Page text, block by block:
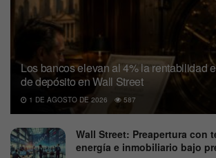
Los bancos elevan al 4% la rentabilidad
de depósito en Wall Street
1 DE AGOSTO DE 2026 587
Wall Street: Preapertura con
energía e inmobiliario bajo